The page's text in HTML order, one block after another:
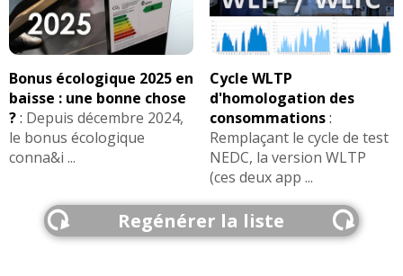
Bonus écologique 2025 en
baisse : une bonne chose
?: Depuis décembre 2024,
le bonus écologique
conna&i ...
Cycle WLTP
d'homologation des
consommations:
Remplaçant le cycle de test
NEDC, la version WLTP
(ces deux app ...
Regénérer la liste